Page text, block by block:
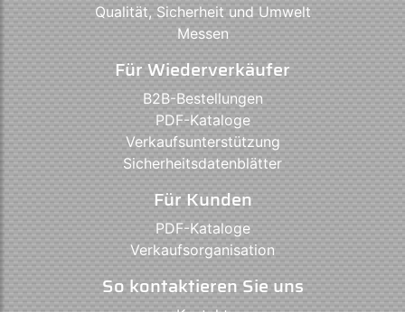
Qualität, Sicherheit und Umwelt
Messen
Für Wiederverkäufer
B2B-Bestellungen
PDF-Kataloge
Verkaufsunterstützung
Sicherheitsdatenblätter
Für Kunden
PDF-Kataloge
Verkaufsorganisation
So kontaktieren Sie uns